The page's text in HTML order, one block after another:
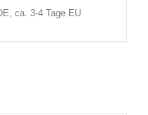
ca. 3-4 Tage EU